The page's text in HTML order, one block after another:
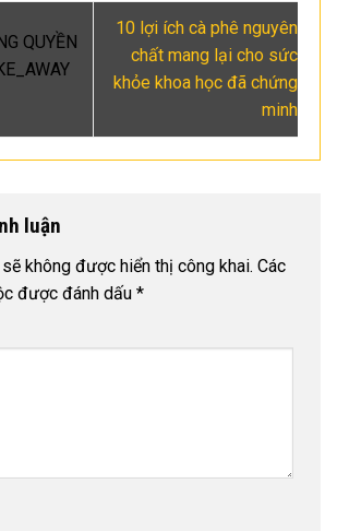
QUYỀN
10 lợi ích cà phê nguyên
chất mang lại cho sức
khỏe khoa học đã chứng
minh
luận
không được hiển thị công khai. Các
được đánh dấu *